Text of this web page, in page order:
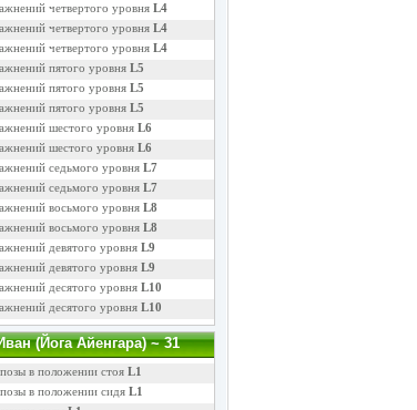
четвертого уровня L4
четвертого уровня L4
четвертого уровня L4
пятого уровня L5
пятого уровня L5
пятого уровня L5
шестого уровня L6
шестого уровня L6
седьмого уровня L7
седьмого уровня L7
восьмого уровня L8
восьмого уровня L8
девятого уровня L9
девятого уровня L9
десятого уровня L10
десятого уровня L10
(Йога Айенгара)~ 31
в положении стоя L1
в положении сидя L1